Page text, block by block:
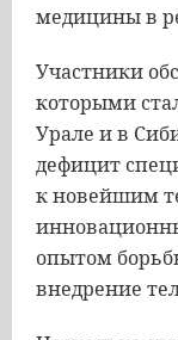
медицины в
Участники
которыми
Урале и в
дефицит
к новейшим
опытом
внедрение